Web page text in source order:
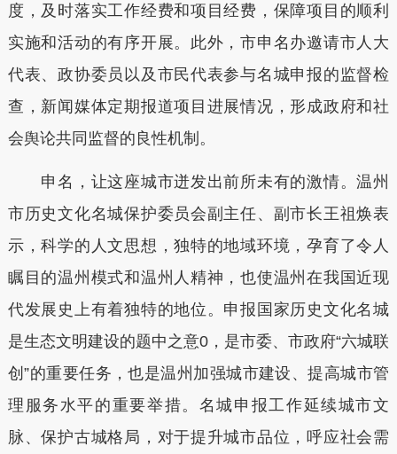
度，及时落实工作经费和项目经费，保障项目的顺利
实施和活动的有序开展。此外，市申名办邀请市人大
代表、政协委员以及市民代表参与名城申报的监督检
查，新闻媒体定期报道项目进展情况，形成政府和社
会舆论共同监督的良性机制。
申名，让这座城市迸发出前所未有的激情。温州
市历史文化名城保护委员会副主任、副市长王祖焕表
示，科学的人文思想，独特的地域环境，孕育了令人
瞩目的温州模式和温州人精神，也使温州在我国近现
代发展史上有着独特的地位。申报国家历史文化名城
是生态文明建设的题中之意0，是市委、市政府“六城联
创”的重要任务，也是温州加强城市建设、提高城市管
理服务水平的重要举措。名城申报工作延续城市文
脉、保护古城格局，对于提升城市品位，呼应社会需